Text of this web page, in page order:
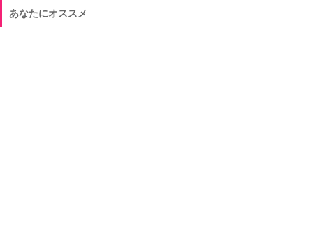
あなたにオススメ